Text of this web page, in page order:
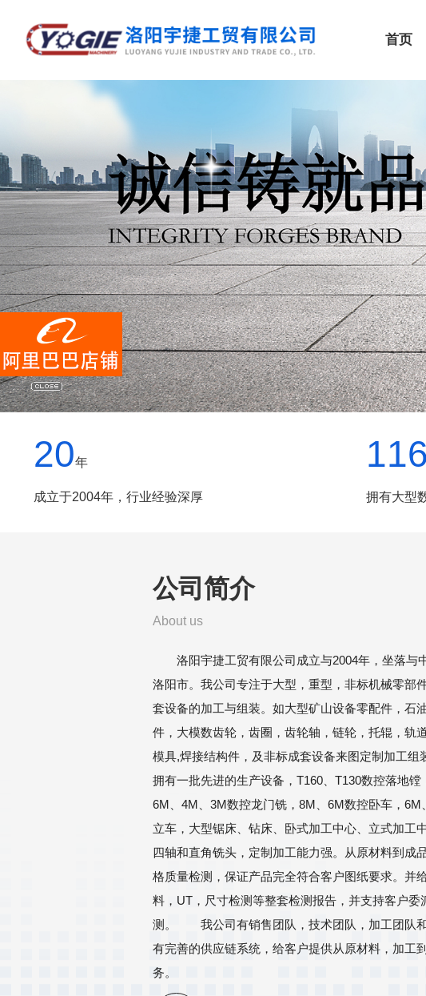
首页
20年
成立于2004年，行业经验深厚
116
拥有大型
公司简介
About us
洛阳宇捷工贸有限公司成立与2004年，坐落与
洛阳市。我公司专注于大型，重型，非标机械零部
套设备的加工与组装。如大型矿山设备零配件，石
件，大模数齿轮，齿圈，齿轮轴，链轮，托辊，轨
模具,焊接结构件，及非标成套设备来图定制加
拥有一批先进的生产设备，T160、T130数控落地镗
6M、4M、3M数控龙门铣，8M、6M数控卧车，6M
立车，大型锯床、钻床、卧式加工中心、立式加工
四轴和直角铣头，定制加工能力强。从原材料到成
格质量检测，保证产品完全符合客户图纸要求。并
料，UT，尺寸检测等整套检测报告，并支持客户委
测。 我公司有销售团队，技术团队，加工团队
有完善的供应链系统，给客户提供从原材料，加工
务。